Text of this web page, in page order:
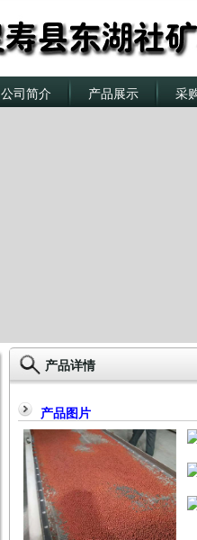
公司简介 产品展示 采
产品详情
产品图片